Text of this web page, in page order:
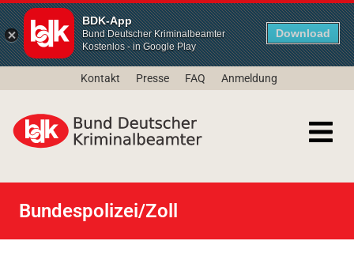
BDK-App
Bund Deutscher Kriminalbeamter
Kostenlos - in Google Play
Download
Kontakt Presse FAQ Anmeldung
Bundespolizei/Zoll